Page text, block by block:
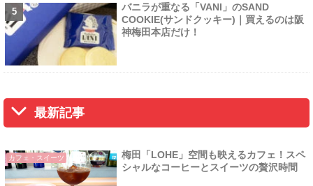
バニラが重なる「VANI」のSAND
COOKIE(サンドクッキー)｜買えるのは阪
神梅田本店だけ！
最新記事
カフェ・スイーツ
梅田「LOHE」空間も映えるカフェ！スペ
シャルなコーヒーとスイーツの贅沢時間